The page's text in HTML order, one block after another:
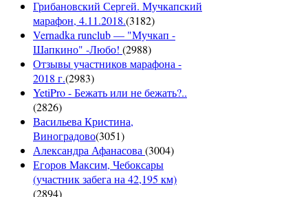
Грибановский Сергей. Мучкапский
марафон, 4.11.2018.(3182)
Vernadka runclub — "Мучкап -
Шапкино" -Любо! (2988)
Отзывы участников марафона -
2018 г.(2983)
YetiPro - Бежать или не бежать?..
(2826)
Васильева Кристина,
Виноградово(3051)
Александра Афанасова(3004)
Егоров Максим, Чебоксары
(участник забега на 42,195 км)
(2894)